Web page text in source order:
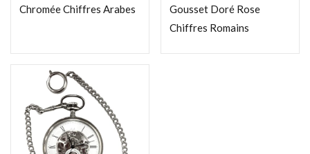
Chromée Chiffres Arabes
Gousset Doré Rose
Chiffres Romains